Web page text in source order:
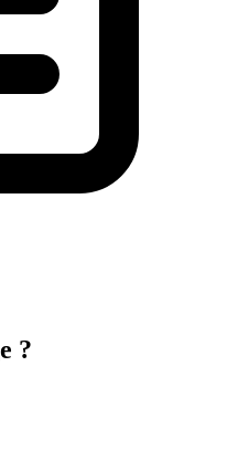
?